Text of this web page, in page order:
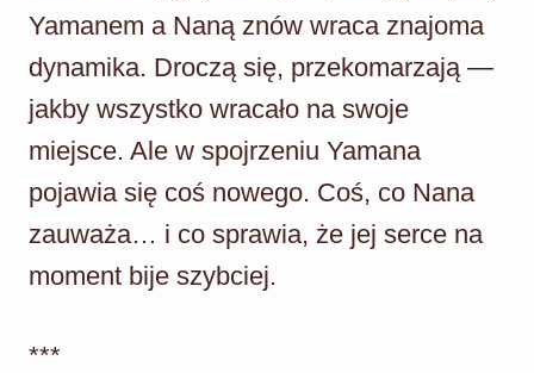
Yamanem a Naną znów wraca znajoma
dynamika. Droczą się, przekomarzają —
jakby wszystko wracało na swoje
miejsce. Ale w spojrzeniu Yamana
pojawia się coś nowego. Coś, co Nana
zauważa… i co sprawia, że jej serce na
moment bije szybciej.
***